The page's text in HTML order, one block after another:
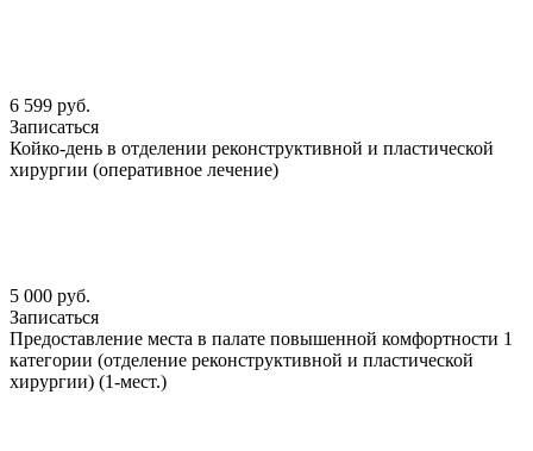
6 599 руб.
Записаться
Койко-день в отделении реконструктивной и пластической
хирургии (оперативное лечение)
5 000 руб.
Записаться
Предоставление места в палате повышенной комфортности 1
категории (отделение реконструктивной и пластической
хирургии) (1-мест.)